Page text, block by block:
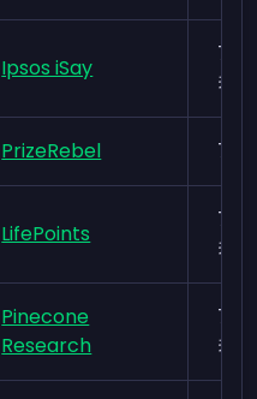
Ipsos iSay
카
PrizeRebel
LifePoints
카
Pinecone
Research
카